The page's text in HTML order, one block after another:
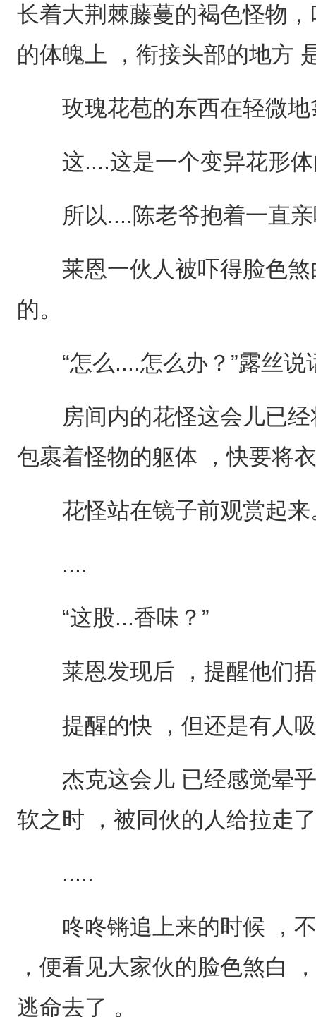
长着大荆棘藤蔓的褐色怪物
的体魄上 ，衔接头部的地方
玫瑰花苞的东西在轻微地
这....这是一个变异花形体
所以....陈老爷抱着一直亲
莱恩一伙人被吓得脸色煞
的。
“怎么....怎么办？”露丝说
房间内的花怪这会儿已经
包裹着怪物的躯体 ，快要将
花怪站在镜子前观赏起来
....
“这股...香味？”
莱恩发现后 ，提醒他们捂
提醒的快 ，但还是有人吸
杰克这会儿 已经感觉晕乎
软之时 ，被同伙的人给拉走
.....
咚咚锵追上来的时候 ，不
，便看见大家伙的脸色煞白
逃命去了 。